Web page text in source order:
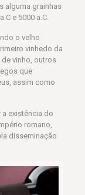
alguma grainhas
e 5000 a.C.
o velho
vinhedo da
vinho, outros
que
assim como
existência do
romano,
disseminação